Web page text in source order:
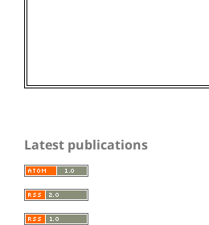
Latest publications